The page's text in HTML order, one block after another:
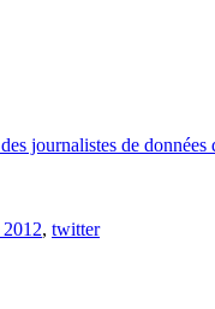
journalistes de données
, twitter